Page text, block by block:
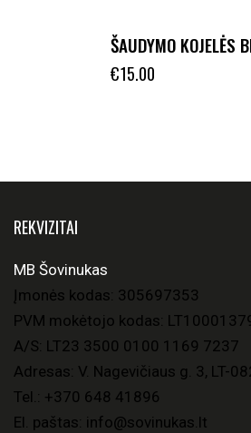
ŠAUDYMO KOJELĖS
€15.00
REKVIZITAI
MB Šovinukas
Įmonės kodas: 305697353
PVM mokėtojo kodas:
A/S: LT23 3500 0100 1169 7237
Adresas: V. Nagevičiaus g. 3, LT-
Tel.: +370 648 41896
El. paštas: info@sovinukas.lt